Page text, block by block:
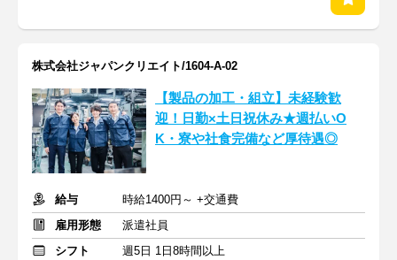
株式会社ジャパンクリエイト/1604-A-02
【製品の加工・組立】未経験歓
迎！日勤×土日祝休み★週払いO
K・寮や社食完備など厚待遇◎
給与
時給1400円～ +交通費
雇用形態
派遣社員
シフト
週5日 1日8時間以上